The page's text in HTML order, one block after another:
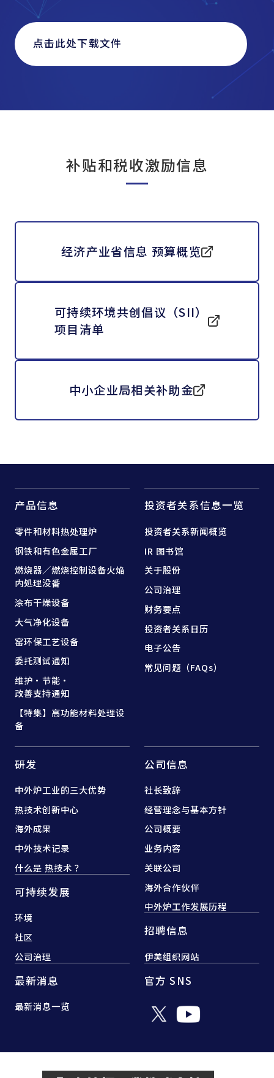
点击此处下载文件
补贴和税收激励信息
经济产业省信息 预算概览
可持续环境共创倡议（SII）
项目清单
中小企业局相关补助金
产品信息
零件和材料热处理炉
钢铁和有色金属工厂
燃烧器／燃烧控制设备火焔
内処理没番
涂布干燥设备
大气净化设备
窑环保工艺设备
委托测试通知
维护·节能·
改善支持通知
【特集】高功能材料处理设
备
投资者关系信息一览
投资者关系新闻概览
IR 图书馆
关于股份
公司治理
财务要点
投资者关系日历
电子公告
常见问题（FAQs）
研发
中外炉工业的三大优势
热技术创新中心
海外成果
中外技术记录
什么是 热技术 ？
可持续发展
环境
社区
公司治理
最新消息
最新消息一览
公司信息
社长致辞
经营理念与基本方针
公司概要
业务内容
关联公司
海外合作伙伴
中外炉工作发展历程
招聘信息
伊美组织网站
官方 SNS